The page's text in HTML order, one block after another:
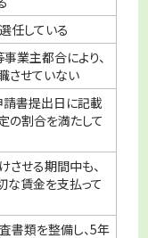
任している
業主都合により、
させていない
請書提出日に記載
の割合を満たして
せる期間中も、
な賃金を支払って
書類を整備し、5年